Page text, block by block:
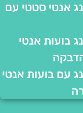
אנטי סטטי עם
בועות אנטי
עם בועות אנטי